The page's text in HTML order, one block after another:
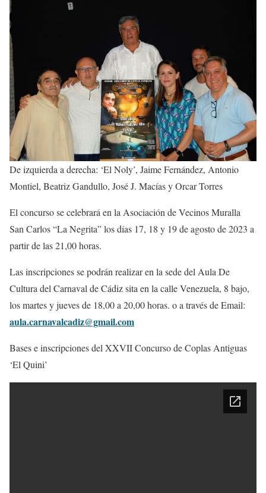
De izquierda a derecha: ‘El Noly’, Jaime Fernández, Antonio
Montiel, Beatriz Gandullo, José J. Macías y Orcar Torres
El concurso se celebrará en la Asociación de Vecinos Muralla
San Carlos “La Negrita” los días 17, 18 y 19 de agosto de 2023 a
partir de las 21,00 horas.
Las inscripciones se podrán realizar en la sede del Aula De
Cultura del Carnaval de Cádiz sita en la calle Venezuela, 8 bajo,
los martes y jueves de 18,00 a 20,00 horas. o a través de Email:
aula.carnavalcadiz@gmail.com
Bases e inscripciones del XXVII Concurso de Coplas Antiguas
‘El Quini’